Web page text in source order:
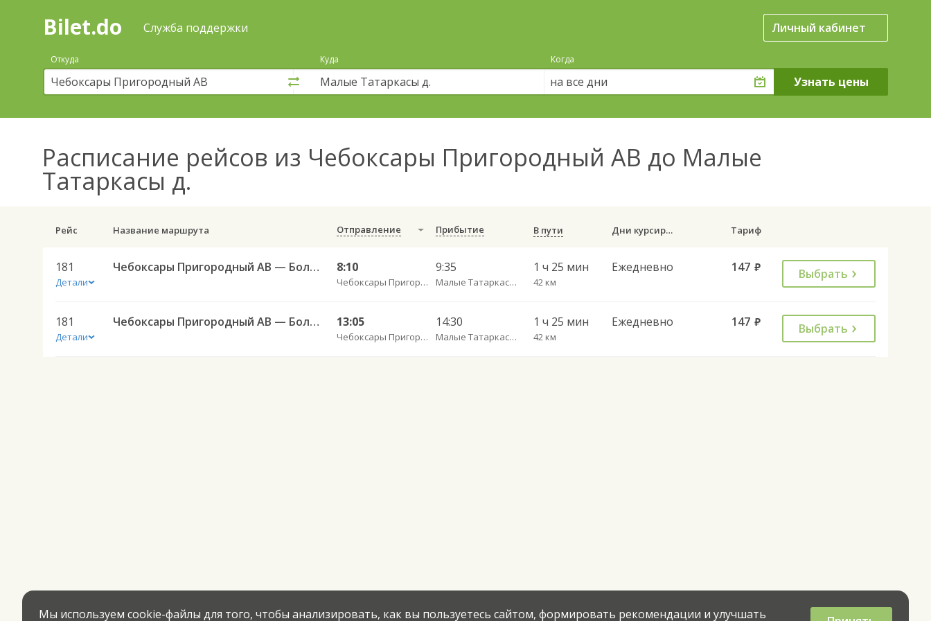
Поиск
покупка
билетов
автобус
онлайн
Bilet.do Служба поддержки Личный кабинет
Откуда Куда Когда
на все дни
Расписание рейсов из Чебоксары Пригородный АВ до Малые
Татаркасы д.
Рейс Название маршрута Отправление Прибытие В пути Дни курсирования Тариф
181
Детали
Чебоксары Пригородный АВ — Большое Карачкино с. 181 8:10
Чебоксары Пригородный АВ
9:35
Малые Татаркасы д.
1 ч 25 мин
42 км
Ежедневно 147 руб. Выбрать
181
Детали
Чебоксары Пригородный АВ — Большое Карачкино с. 181 13:05
Чебоксары Пригородный АВ
14:30
Малые Татаркасы д.
1 ч 25 мин
42 км
Ежедневно 147 руб. Выбрать
Мы используем cookie-файлы для того, чтобы анализировать, как вы пользуетесь сайтом, формировать рекомендации и улучшать